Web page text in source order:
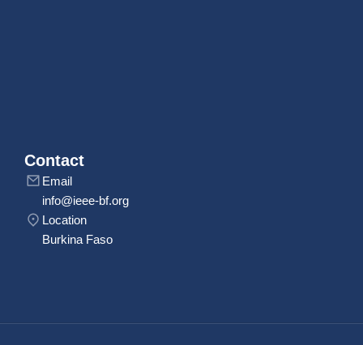
Contact
Email
info@ieee-bf.org
Location
Burkina Faso